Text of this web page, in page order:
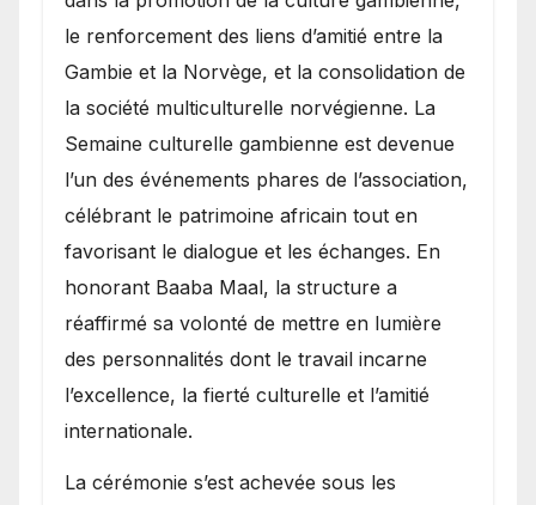
le renforcement des liens d’amitié entre la
Gambie et la Norvège, et la consolidation de
la société multiculturelle norvégienne. La
Semaine culturelle gambienne est devenue
l’un des événements phares de l’association,
célébrant le patrimoine africain tout en
favorisant le dialogue et les échanges. En
honorant Baaba Maal, la structure a
réaffirmé sa volonté de mettre en lumière
des personnalités dont le travail incarne
l’excellence, la fierté culturelle et l’amitié
internationale.
​La cérémonie s’est achevée sous les